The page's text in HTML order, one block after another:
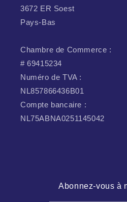
3672 ER Soest
Pays-Bas
Chambre de Commerce :
# 69415234
Numéro de TVA :
NL857866436B01
Compte bancaire :
NL75ABNA0251145042
Abonnez-vous à